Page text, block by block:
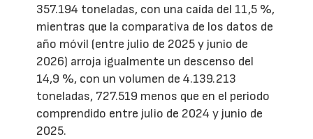
357.194 toneladas, con una caída del 11,5 %,
mientras que la comparativa de los datos de
año móvil (entre julio de 2025 y junio de
2026) arroja igualmente un descenso del
14,9 %, con un volumen de 4.139.213
toneladas, 727.519 menos que en el periodo
comprendido entre julio de 2024 y junio de
2025.